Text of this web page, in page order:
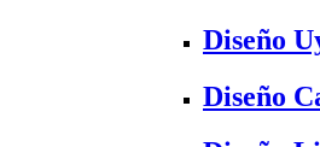
Diseño
Diseño